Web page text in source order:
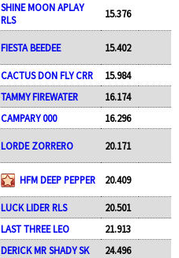
SHINE MOON APLAY
RLS
15.376
FIESTA BEEDEE 15.402
CACTUS DON FLY CRR
15.984
TAMMY FIREWATER
16.174
CAMPARY 000 16.296
LORDE ZORRERO 20.171
HFM DEEP PEPPER 20.409
LUCK LIDER RLS
20.501
LAST THREE LEO
21.913
DERICK MR SHADY SK 24.496